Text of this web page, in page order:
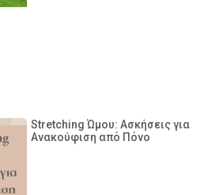
Stretching Ώμου: Ασκήσεις για
Ανακούφιση από Πόνο